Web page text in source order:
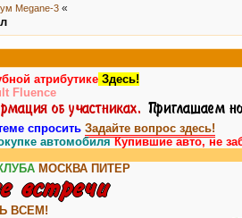
Megane-3 «
атрибутике Здесь!
Fluence
спросить Задайте вопрос здесь!
автомобиляКупившие авто, не
МОСКВА ПИТЕР
ВСЕМ!